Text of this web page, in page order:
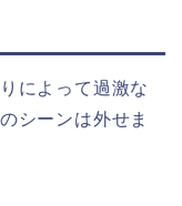
によって過激な
シーンは外せま